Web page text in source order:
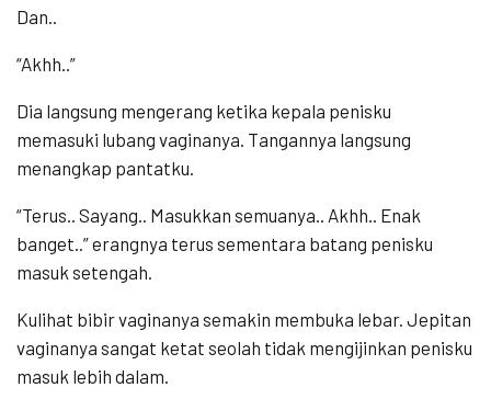
Dan..
“Akhh..”
Dia langsung mengerang ketika kepala penisku
memasuki lubang vaginanya. Tangannya langsung
menangkap pantatku.
“Terus.. Sayang.. Masukkan semuanya.. Akhh.. Enak
banget..” erangnya terus sementara batang penisku
masuk setengah.
Kulihat bibir vaginanya semakin membuka lebar. Jepitan
vaginanya sangat ketat seolah tidak mengijinkan penisku
masuk lebih dalam.